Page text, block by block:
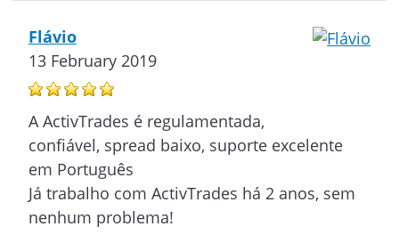
Flávio
13 February 2019
A ActivTrades é regulamentada,
confiável, spread baixo, suporte excelente
em Português
Já trabalho com ActivTrades há 2 anos, sem
nenhum problema!